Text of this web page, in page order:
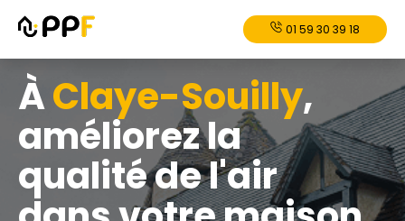
01 59 30 39 18
ÀClaye-Souilly,
améliorez la
qualité de l'air